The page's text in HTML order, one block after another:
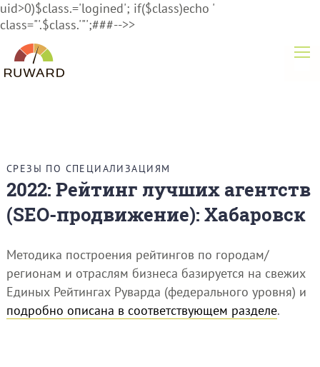
uid>0)$class.='logined'; if($class)echo '
class="'.$class.'"';###-->>
СРЕЗЫ ПО СПЕЦИАЛИЗАЦИЯМ
2022: Рейтинг лучших агентств
(SEO-продвижение): Хабаровск
Методика построения рейтингов по городам/
регионам и отраслям бизнеса базируется на свежих
Единых Рейтингах Руварда (федерального уровня) и
подробно описана в соответствующем разделе.